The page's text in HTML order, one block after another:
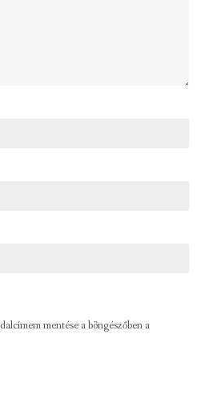
mentése a böngészőben a